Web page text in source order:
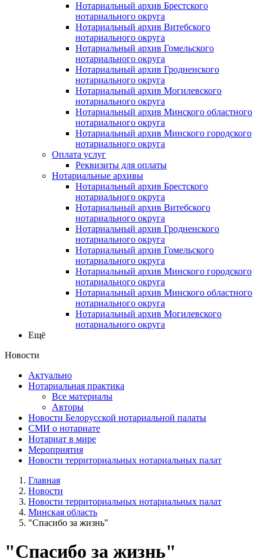
Нотариальный архив Брестского
нотариального округа
Нотариальный архив Витебского
нотариального округа
Нотариальный архив Гомельского
нотариального округа
Нотариальный архив Гродненского
нотариального округа
Нотариальный архив Могилевского
нотариального округа
Нотариальный архив Минского областного
нотариального округа
Нотариальный архив Минского городского
нотариального округа
Оплата услуг
Реквизиты для оплаты
Нотариальные архивы
Нотариальный архив Брестского
нотариального округа
Нотариальный архив Витебского
нотариального округа
Нотариальный архив Гродненского
нотариального округа
Нотариальный архив Гомельского
нотариального округа
Нотариальный архив Минского городского
нотариального округа
Нотариальный архив Минского областного
нотариального округа
Нотариальный архив Могилевского
нотариального округа
Ещё
Новости
Актуально
Нотариальная практика
Все материалы
Авторы
Новости Белорусской нотариальной палаты
СМИ о нотариате
Нотариат в мире
Мероприятия
Новости территориальных нотариальных палат
Главная
Новости
Новости территориальных нотариальных палат
Минская область
"Спасибо за жизнь"
"Спасибо за жизнь"